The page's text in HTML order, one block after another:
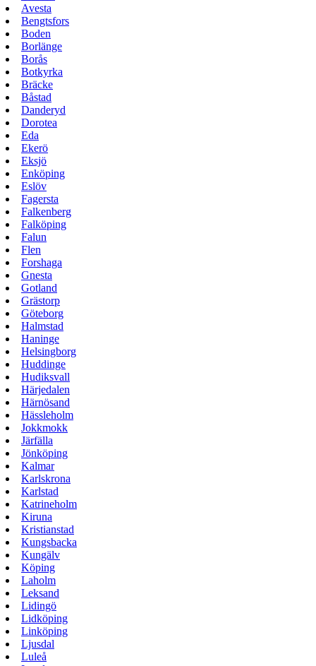
Avesta
Bengtsfors
Boden
Borlänge
Borås
Botkyrka
Bräcke
Båstad
Danderyd
Dorotea
Eda
Ekerö
Eksjö
Enköping
Eslöv
Fagersta
Falkenberg
Falköping
Falun
Flen
Forshaga
Gnesta
Gotland
Grästorp
Göteborg
Halmstad
Haninge
Helsingborg
Huddinge
Hudiksvall
Härjedalen
Härnösand
Hässleholm
Jokkmokk
Järfälla
Jönköping
Kalmar
Karlskrona
Karlstad
Katrineholm
Kiruna
Kristianstad
Kungsbacka
Kungälv
Köping
Laholm
Leksand
Lidingö
Lidköping
Linköping
Ljusdal
Luleå